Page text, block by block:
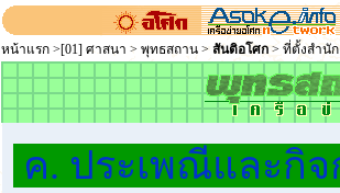
หน้าแรก >[01] ศาสนา > พุทธสถาน > สันติอโศก > ที่ตั้งสำนั
ค. ประเพณีและกิ